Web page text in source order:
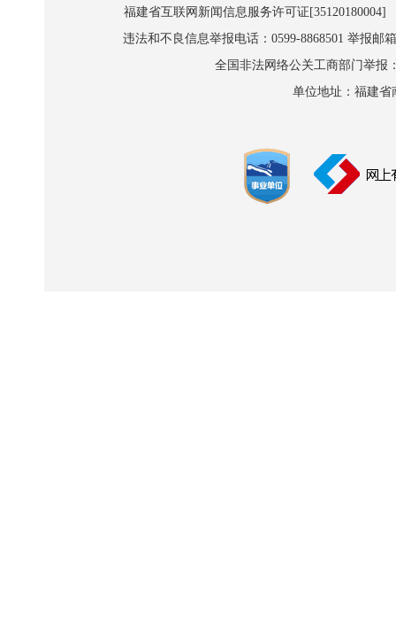
福建省互联网新闻信息服务许可证
违法和不良信息举报电话：0599-8868501 举报邮
全国非法网络公关工商部门举报
单位地址：福建省